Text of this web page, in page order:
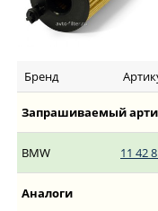
Бренд
Запрашиваемый
BMW 11 42
Аналоги